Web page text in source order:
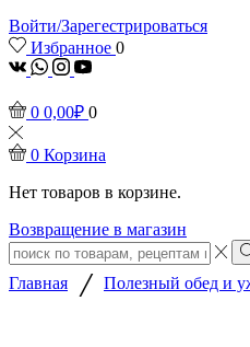
Войти/Зарегестрироваться
Избранное 0
vk Whatsapp
Instagram
Youtube
0 0,00₽ 0
0 Корзина
Нет товаров в корзине.
Возвращение в магазин
Search
input
Главная / Полезный обед и